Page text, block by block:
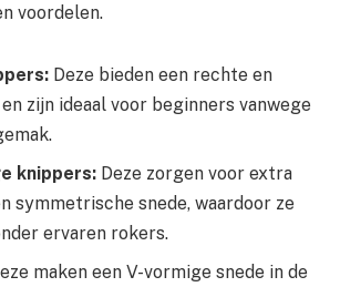
voordelen.
Deze bieden een rechte en
zijn ideaal voor beginners vanwege
knippers: Deze zorgen voor extra
symmetrische snede, waardoor ze
ervaren rokers.
maken een V-vormige snede in de